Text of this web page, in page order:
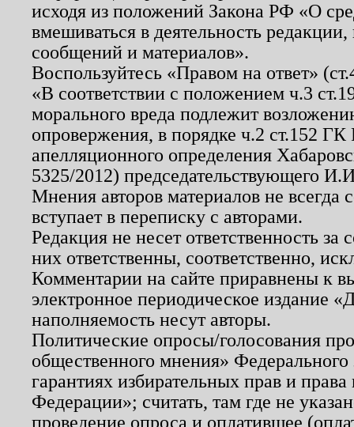
исходя из положений Закона РФ «О
вмешиваться в деятельность
сообщений и материалов».
Воспользуйтесь «Правом на ответ»
«В соответствии с положением ч.3
морального вреда подлежит
опровержения, в порядке ч.2 ст.152
апелляционного определения
5325/2012) председательствующего
Мнения авторов материалов не
вступает в переписку с авторами.
Редакция не несет ответственность
них ответственны, соответственно,
Комментарии на сайте приравнены к
электронное периодическое издание
наполняемость несут авторы.
Политические опросы/голосования
общественного мнения»
гарантиях избирательных прав и
Федерации»; считать, там где не
проведение опроса и оплатившее